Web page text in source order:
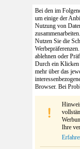
Bei den im
um einige der
Nutzung von
zusammenarbeiten.
Nutzen Sie die
ablehnen oder
Durch ein Klicken
mehr über das
Browser. Bei
Ihre